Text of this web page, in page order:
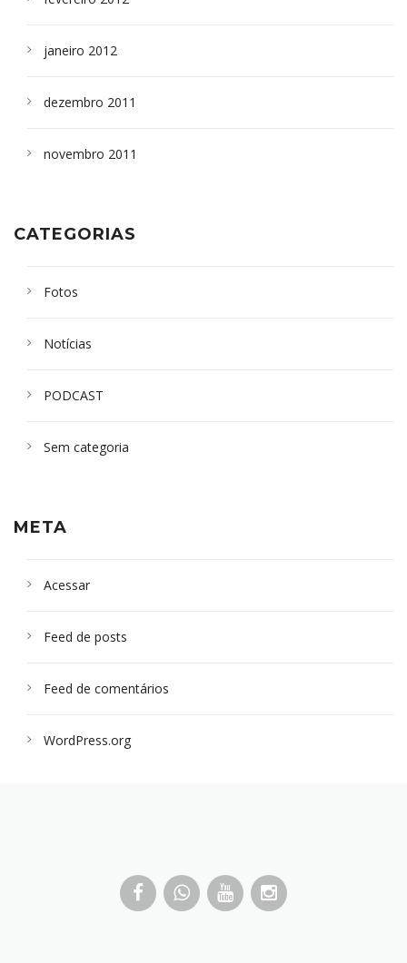
janeiro 2012
dezembro 2011
novembro 2011
CATEGORIAS
Fotos
Notícias
PODCAST
Sem categoria
META
Acessar
Feed de posts
Feed de comentários
WordPress.org